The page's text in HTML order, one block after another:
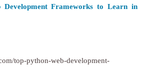
Development Frameworks to Learn in
top-python-web-development-